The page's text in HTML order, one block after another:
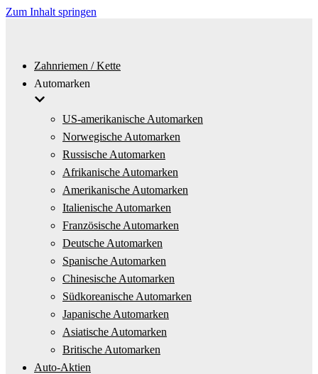
Zum Inhalt springen
Zahnriemen / Kette
Automarken
US-amerikanische Automarken
Norwegische Automarken
Russische Automarken
Afrikanische Automarken
Amerikanische Automarken
Italienische Automarken
Französische Automarken
Deutsche Automarken
Spanische Automarken
Chinesische Automarken
Südkoreanische Automarken
Japanische Automarken
Asiatische Automarken
Britische Automarken
Auto-Aktien